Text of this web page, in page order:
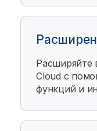
Расширяйте
Cloud с
функций и